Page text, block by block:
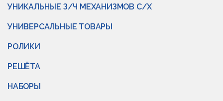
УНИКАЛЬНЫЕ З/Ч МЕХАНИЗМОВ С/Х
УНИВЕРСАЛЬНЫЕ ТОВАРЫ
РОЛИКИ
РЕШЁТА
НАБОРЫ